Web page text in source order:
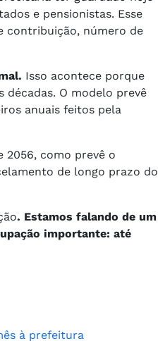
e pensionistas. Esse
contribuição, número de
Isso acontece porque
O modelo prevê
anuais feitos pela
2056, como prevê o
de longo prazo do
. Estamos falando de um
importante: até
à prefeitura